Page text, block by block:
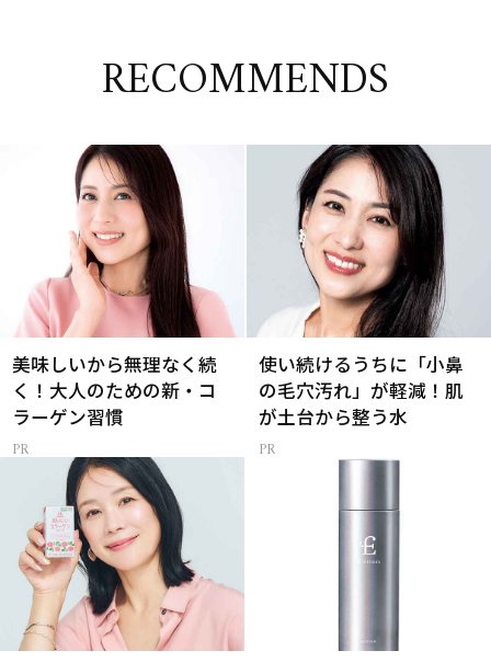
RECOMMENDS
美味しいから無理なく続
く！大人のための新・コ
ラーゲン習慣
使い続けるうちに「小鼻
の毛穴汚れ」が軽減！肌
が土台から整う水